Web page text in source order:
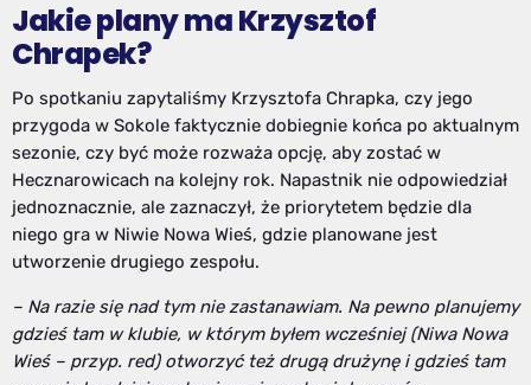
Jakie plany ma Krzysztof
Chrapek?
Po spotkaniu zapytaliśmy Krzysztofa Chrapka, czy jego
przygoda w Sokole faktycznie dobiegnie końca po aktualnym
sezonie, czy być może rozważa opcję, aby zostać w
Hecznarowicach na kolejny rok. Napastnik nie odpowiedział
jednoznacznie, ale zaznaczył, że priorytetem będzie dla
niego gra w Niwie Nowa Wieś, gdzie planowane jest
utworzenie drugiego zespołu.
– Na razie się nad tym nie zastanawiam. Na pewno planujemy
gdzieś tam w klubie, w którym byłem wcześniej (Niwa Nowa
Wieś – przyp. red) otworzyć też drugą drużynę i gdzieś tam